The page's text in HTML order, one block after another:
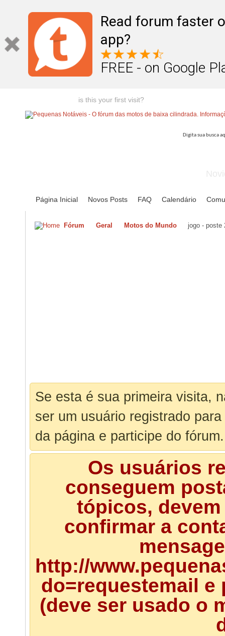
Read forum faster
app?
FREE - on Google
is this your first visit?
Página Inicial Novos Posts FAQ Calendário
Fórum Geral Motos do Mundo jogo - poste
Se esta é sua primeira visita,
ser um usuário registrado
da página e participe do fórum.
Os usuários
conseguem
tópicos,
confirmar a
http://
do=requestemail
(deve ser usado o